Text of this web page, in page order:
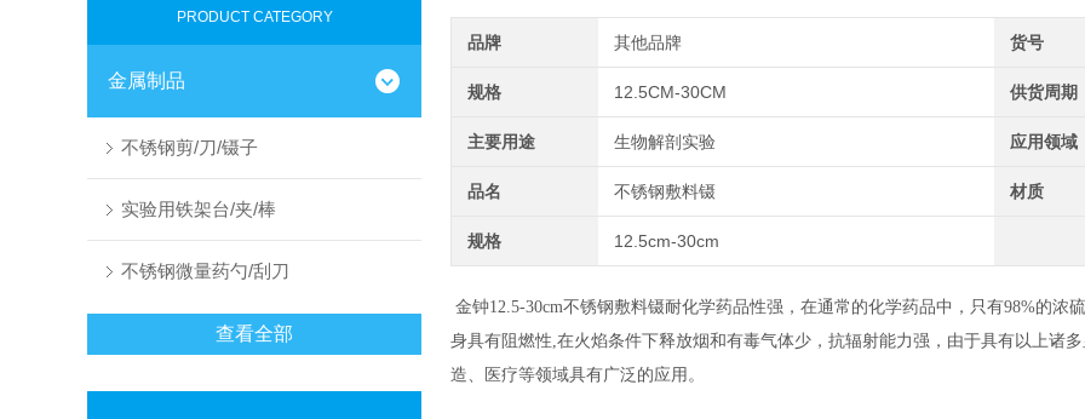
PRODUCT CATEGORY
金属制品
不锈钢剪/刀/镊子
实验用铁架台/夹/棒
不锈钢微量药勺/刮刀
查看全部
品牌 其他品牌 货号
规格 12.5CM-30CM 供货周期
主要用途 生物解剖实验 应用领域
品名 不锈钢敷料镊 材质
规格 12.5cm-30cm
金钟12.5-30cm不锈钢敷料镊耐化学药品性强，在通常的化学药品中，只有98%的
身具有阻燃性,在火焰条件下释放烟和有毒气体少，抗辐射能力强，由于具有以上诸
造、医疗等领域具有广泛的应用。